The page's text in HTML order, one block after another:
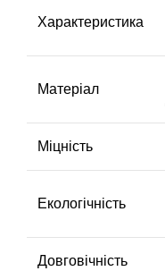
Характеристика
Матеріал
Міцність
Екологічність
Довговічність